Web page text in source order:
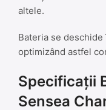
altele.
Bateria se
optimizând astfel
Specificații
Sensea